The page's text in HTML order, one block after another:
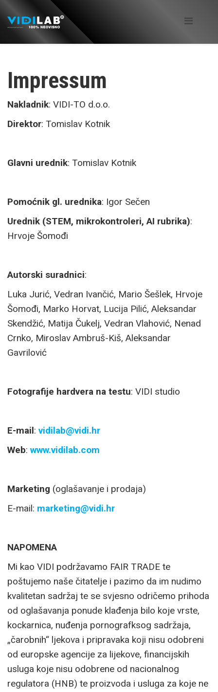
Impressum
Nakladnik: VIDI-TO d.o.o.
Direktor: Tomislav Kotnik
Glavni urednik: Tomislav Kotnik
Pomoćnik gl. urednika: Igor Sečen
Urednik (STEM, mikrokontroleri, AI rubrika):
Hrvoje Šomođi
Autorski suradnici:
Luka Jurić, Vedran Ivančić, Mario Šešlek, Hrvoje
Šomođi, Marko Horvat, Lucija Pilić, Aleksandar
Skendžić, Matija Čukelj, Vedran Vlahović, Nenad
Crnko, Miroslav Ambruš-Kiš, Aleksandar
Gavrilović
Fotografije hardvera na testu: VIDI studio
E-mail: vidilab@vidi.hr
Web: www.vidilab.com
Marketing (oglašavanje i prodaja)
E-mail: marketing@vidi.hr
NAPOMENA
Mi kao VIDI podržavamo FAIR TRADE te
poštujemo naše čitatelje i pazimo da im nudimo
kvalitetan sadržaj te se svjesno odričemo prihoda
od oglašavanja ponude klađenja bilo koje vrste,
kockarnica, nuđenja pornografksog sadržaja,
„čarobnih“ ljekova i pripravaka koji nisu odobreni
od europske agencije za lijekove, financijskih
usluga koje nisu odobrene od nacionalnog
regulatora (HNB) te proizvoda i usluga za koje ne